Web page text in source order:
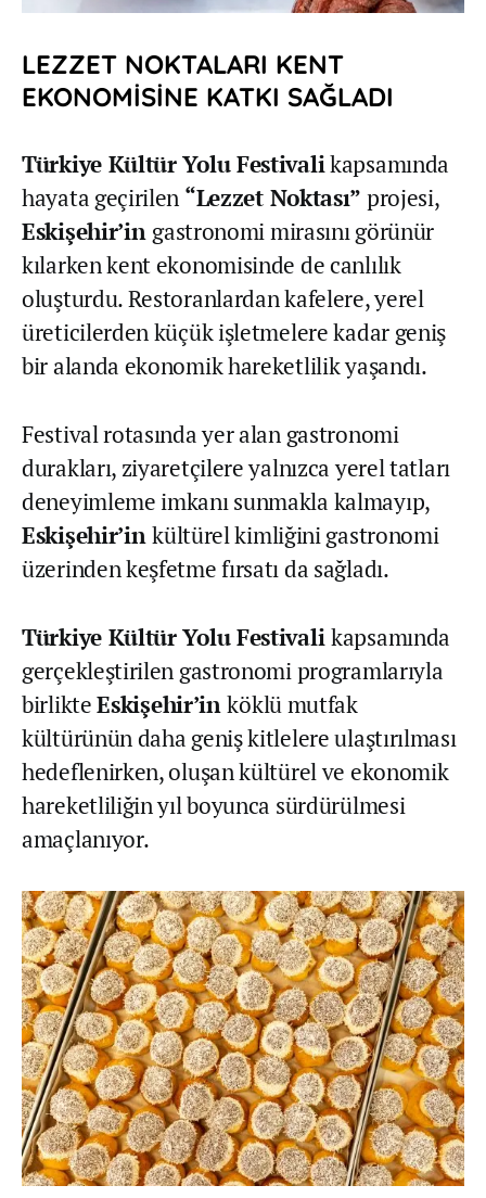
LEZZET NOKTALARI KENT
EKONOMİSİNE KATKI SAĞLADI
Türkiye Kültür Yolu Festivalikapsamında
hayata geçirilen “Lezzet Noktası” projesi,
Eskişehir’in gastronomi mirasını görünür
kılarken kent ekonomisinde de canlılık
oluşturdu. Restoranlardan kafelere, yerel
üreticilerden küçük işletmelere kadar geniş
bir alanda ekonomik hareketlilik yaşandı.
Festival rotasında yer alan gastronomi
durakları, ziyaretçilere yalnızca yerel tatları
deneyimleme imkanı sunmakla kalmayıp,
Eskişehir’inkültürel kimliğini gastronomi
üzerinden keşfetme fırsatı da sağladı.
Türkiye Kültür Yolu Festivalikapsamında
gerçekleştirilen gastronomi programlarıyla
birlikteEskişehir’inköklü mutfak
kültürünün daha geniş kitlelere ulaştırılması
hedeflenirken, oluşan kültürel ve ekonomik
hareketliliğin yıl boyunca sürdürülmesi
amaçlanıyor.